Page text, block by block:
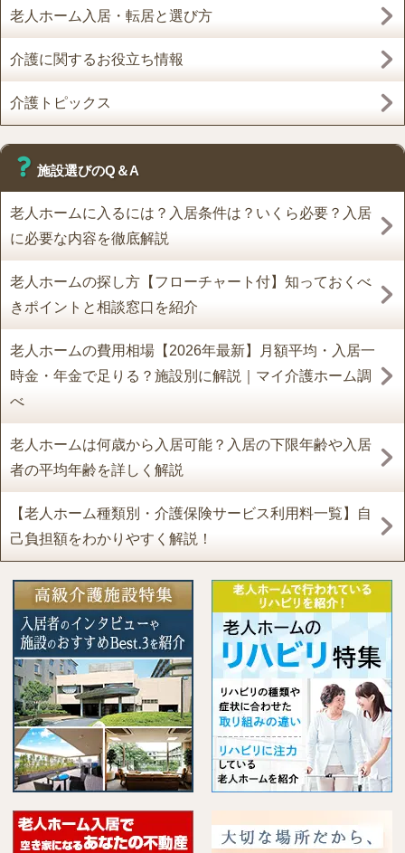
老人ホーム入居・転居と選び方
介護に関するお役立ち情報
介護トピックス
施設選びのQ＆A
老人ホームに入るには？入居条件は？いくら必要？入居
に必要な内容を徹底解説
老人ホームの探し方【フローチャート付】知っておくべ
きポイントと相談窓口を紹介
老人ホームの費用相場【2026年最新】月額平均・入居一
時金・年金で足りる？施設別に解説｜マイ介護ホーム調
べ
老人ホームは何歳から入居可能？入居の下限年齢や入居
者の平均年齢を詳しく解説
【老人ホーム種類別・介護保険サービス利用料一覧】自
己負担額をわかりやすく解説！